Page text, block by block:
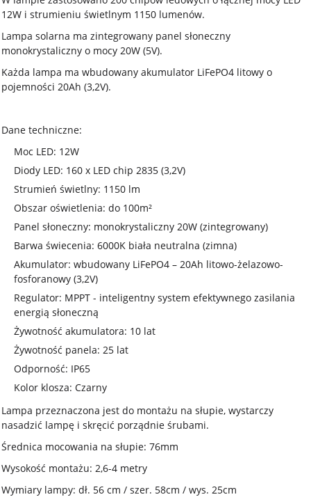
12W i strumieniu świetlnym 1150 lumenów.
Lampa solarna ma zintegrowany panel słoneczny
monokrystaliczny o mocy 20W (5V).
Każda lampa ma wbudowany akumulator LiFePO4 litowy o
pojemności 20Ah (3,2V).
Dane techniczne:
Moc LED: 12W
Diody LED: 160 x LED chip 2835 (3,2V)
Strumień świetlny: 1150 lm
Obszar oświetlenia: do 100m²
Panel słoneczny: monokrystaliczny 20W (zintegrowany)
Barwa świecenia: 6000K biała neutralna (zimna)
Akumulator: wbudowany LiFePO4 – 20Ah litowo-żelazowo-
fosforanowy (3,2V)
Regulator: MPPT - inteligentny system efektywnego zasilania
energią słoneczną
Żywotność akumulatora: 10 lat
Żywotność panela: 25 lat
Odporność: IP65
Kolor klosza: Czarny
Lampa przeznaczona jest do montażu na słupie, wystarczy
nasadzić lampę i skręcić porządnie śrubami.
Średnica mocowania na słupie: 76mm
Wysokość montażu: 2,6-4 metry
Wymiary lampy: dł. 56 cm / szer. 58cm / wys. 25cm